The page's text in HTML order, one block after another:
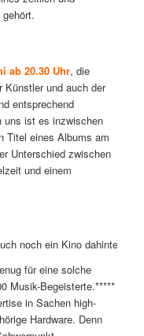
ab 20.30 Uhr, die
Künstler und auch der
entsprechend
uns ist es inzwischen
Titel eines Albums am
Unterschied zwischen
und einem
noch ein Kino dahinter:
für eine solche
Musik-Begeisterte.*****
in Sachen high-
Hardware. Denn